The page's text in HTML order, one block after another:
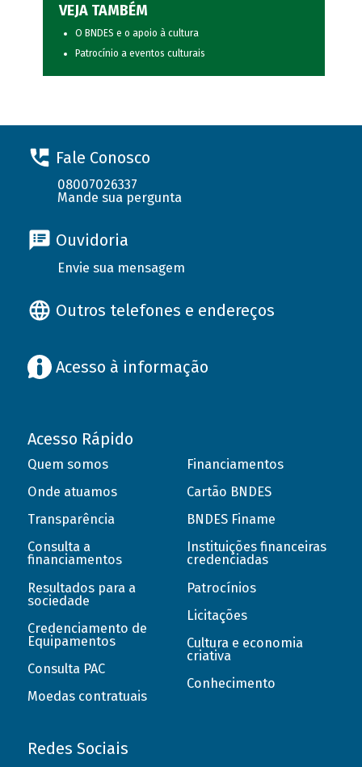
VEJA TAMBÉM
O BNDES e o apoio à cultura
Patrocínio a eventos culturais
Fale Conosco
08007026337
Mande sua pergunta
Ouvidoria
Envie sua mensagem
Outros telefones e endereços
Acesso à informação
Acesso Rápido
Quem somos
Onde atuamos
Transparência
Consulta a
financiamentos
Resultados para a
sociedade
Credenciamento de
Equipamentos
Consulta PAC
Moedas contratuais
Financiamentos
Cartão BNDES
BNDES Finame
Instituições financeiras
credenciadas
Patrocínios
Licitações
Cultura e economia
criativa
Conhecimento
Redes Sociais